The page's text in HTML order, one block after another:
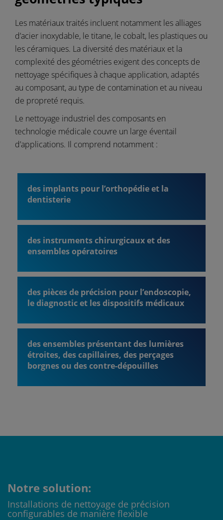
Les matériaux traités incluent notamment les alliages
d’acier inoxydable, le titane, le cobalt, les plastiques ou
les céramiques. La diversité des matériaux et la
complexité des géométries exigent des concepts de
nettoyage spécifiques à chaque application, adaptés
au composant, au type de contamination et au niveau
de propreté requis.
Le nettoyage industriel des composants en
technologie médicale couvre un large éventail
d’applications. Il comprend notamment :
des implants pour l’orthopédie et la
dentisterie
des instruments chirurgicaux et des
ensembles opératoires
des pièces de précision pour l’endoscopie,
le diagnostic et les dispositifs médicaux
des ensembles présentant des lumières
étroites, des capillaires, des perçages
borgnes ou des contre-dépouilles
Notre solution:
Installations de nettoyage de précision
configurables de manière flexible